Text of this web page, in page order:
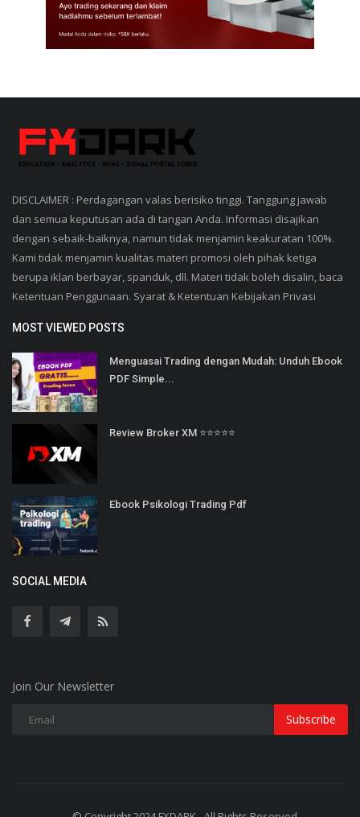
DISCLAIMER : Perdagangan valas berisiko tinggi. Tanggung jawab
dan semua keputusan ada di tangan Anda. Informasi disajikan
dengan sebaik-baiknya, namun tidak menjamin keakuratan 100%.
Kami tidak menjamin kualitas materi promosi oleh pihak ketiga
berupa iklan berbayar, spanduk, dll. Materi tidak boleh disalin, baca
Ketentuan Penggunaan. Syarat & Ketentuan Kebijakan Privasi
MOST VIEWED POSTS
Menguasai Trading dengan Mudah: Unduh Ebook
PDF Simple...
Review Broker XM ⭐⭐⭐⭐⭐
Ebook Psikologi Trading Pdf
SOCIAL MEDIA
Join Our Newsletter
Subscribe